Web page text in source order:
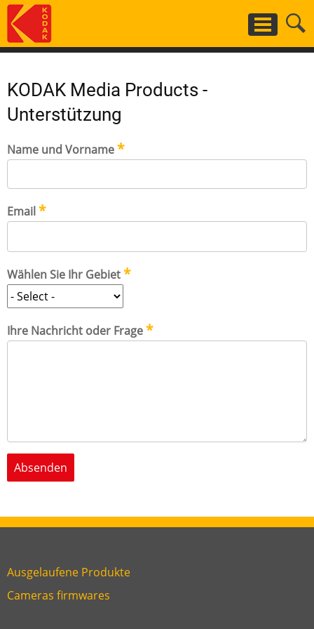
Skip
to
main
KODAK Media Products -
Unterstützung
Name und Vorname
Email
Wählen Sie Ihr Gebiet
Ihre Nachricht oder Frage
Link
Ausgelaufene Produkte
Link
Cameras firmwares